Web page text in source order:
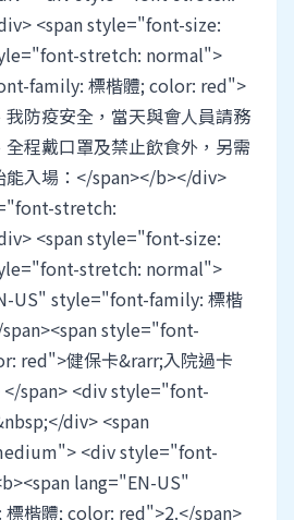
<span style="font-size:
stretch: normal">
family: 標楷體; color: red">
防疫安全，當天與會人員請務
程戴口罩及禁止飲食外，另需
能入場：</span></b></div>
stretch:
<span style="font-size:
stretch: normal">
US" style="font-family: 標楷
style="font-
red">健保卡&rarr;入院過卡
span> <div style="font-
div> <span
<div style="font-
lang="EN-US"
楷體; color: red">2.</span>